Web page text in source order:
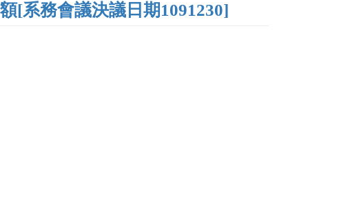
[系務會議決議日期1091230]